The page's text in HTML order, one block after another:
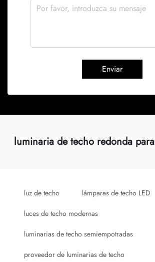
Enviar
luminaria de techo redonda
luz de techo lámparas de techo LED
luces de techo modernas
luminarias de techo semiempotradas
proveedor de luminarias de techo